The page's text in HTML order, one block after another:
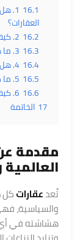
16.1
1.
العقارات؟
16.2 2. كيف يتصرف المستثمر الذكي أثناء الحرب؟
16.3 3. ما هي أكثر أنواع العقارات أمانًا أثناء الأزمات؟
16.4 4. هل يمكن أن تتحول الحرب إلى فرصة استثمارية؟
16.5 5. ما دور الحكومة في دعم المستثمرين العقاريين؟
16.6 6. كيف تساعد بوابة مصر العقارية المستثمرين؟
17 الخاتمة
مقدمة عن
تُعدعقاراتكل
والسياسية،
هشاشته في أي